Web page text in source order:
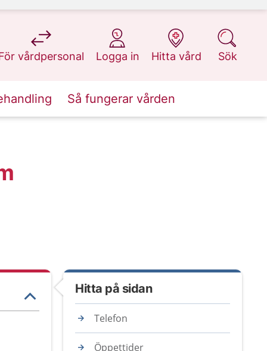
vårdpersonal
på 1177.se
Logga in
på 1177.se
Hitta vård
på 1177.se
Sök
på 1177.se
Så fungerar vården
Hitta på sidan
Telefon
Öppettider